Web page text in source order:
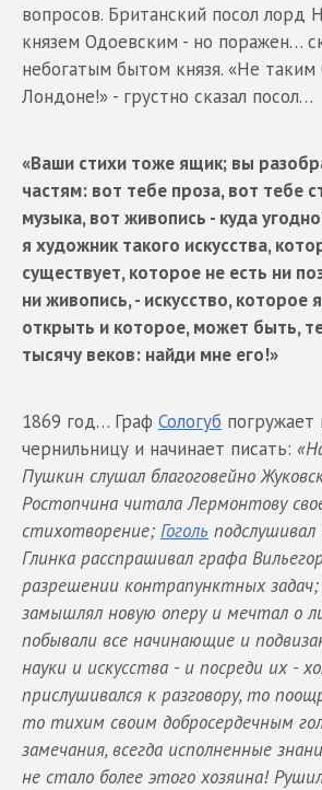
вопросов. Британский посол лорд
князем Одоевским - но поражен…
небогатым бытом князя. «Не
Лондоне!» - грустно сказал посол…
«Ваши стихи тоже ящик; вы
частям: вот тебе проза, вот тебе
музыка, вот живопись - куда
я художник такого искусства,
существует, которое не есть ни
ни живопись, - искусство, которое
открыть и которое, может быть,
тысячу веков: найди мне его!»
1869 год… Граф Сологуб погружает
чернильницу и начинает писать:
Пушкин слушал благоговейно
Ростопчина читала Лермонтову
стихотворение; Гоголь
Глинка расспрашивал графа
разрешении контрапунктных
замышлял новую оперу и мечтал о
побывали все начинающие и
науки и искусства - и посреди их -
прислушивался к разговору, то
то тихим своим добросердечным
замечания, всегда исполненные
не стало более этого хозяина!